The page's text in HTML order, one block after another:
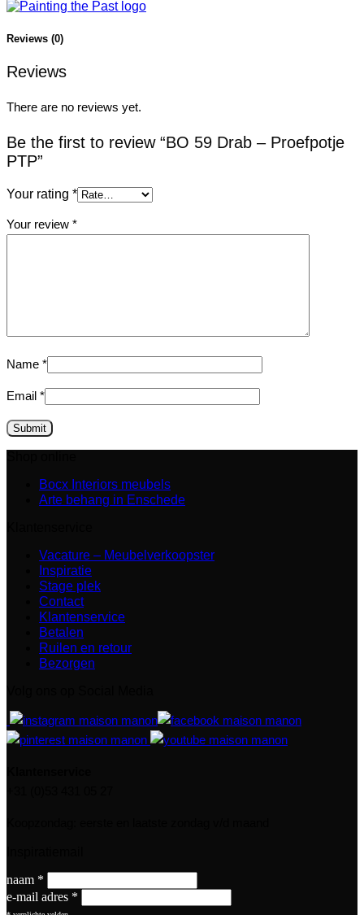
Reviews (0)
Reviews
There are no reviews yet.
Be the first to review “BO 59 Drab – Proefpotje
PTP”
Your rating *
Your review *
Name *
Email *
Bocx Interiors meubels
Arte behang in Enschede
Vacature – Meubelverkoopster
Inspiratie
Stage plek
Contact
Klantenservice
Betalen
Ruilen en retour
Bezorgen
naam *
e-mail adres *